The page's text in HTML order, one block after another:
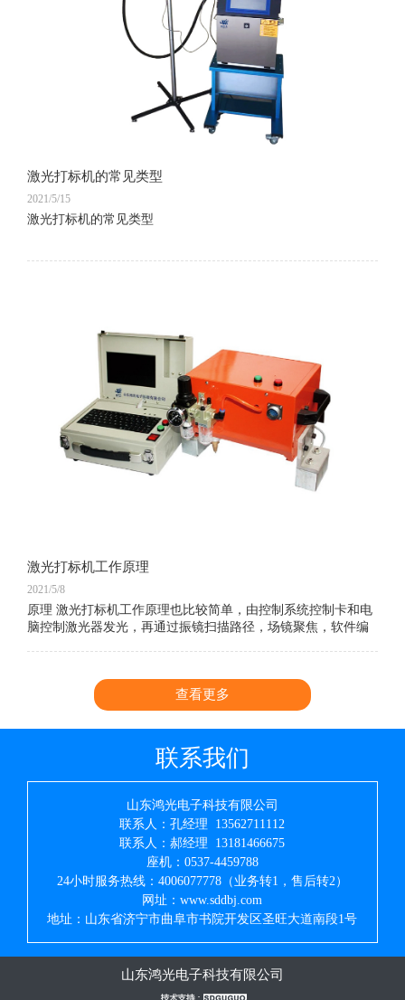
激光打标机的常见类型
2021/5/15
激光打标机的常见类型
激光打标机工作原理
2021/5/8
原理 激光打标机工作原理也比较简单，由控制系统控制卡和电
脑控制激光器发光，再通过振镜扫描路径，场镜聚焦，软件编
查看更多
联系我们
山东鸿光电子科技有限公司
联系人：孔经理 13562711112
联系人：郝经理 13181466675
座机：0537-4459788
24小时服务热线：4006077778（业务转1，售后转2）
网址：www.sddbj.com
地址：山东省济宁市曲阜市书院开发区圣旺大道南段1号
山东鸿光电子科技有限公司